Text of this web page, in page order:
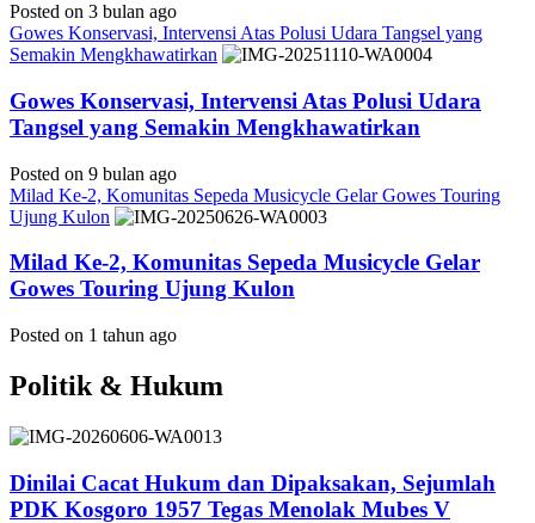
Posted on 3 bulan ago
Gowes Konservasi, Intervensi Atas Polusi Udara Tangsel yang
Semakin Mengkhawatirkan
Gowes Konservasi, Intervensi Atas Polusi Udara
Tangsel yang Semakin Mengkhawatirkan
Posted on 9 bulan ago
Milad Ke-2, Komunitas Sepeda Musicycle Gelar Gowes Touring
Ujung Kulon
Milad Ke-2, Komunitas Sepeda Musicycle Gelar
Gowes Touring Ujung Kulon
Posted on 1 tahun ago
Politik & Hukum
Dinilai Cacat Hukum dan Dipaksakan, Sejumlah
PDK Kosgoro 1957 Tegas Menolak Mubes V